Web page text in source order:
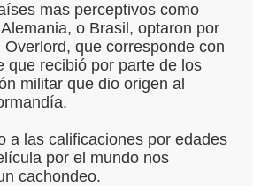
mas perceptivos como
o Brasil, optaron por
que corresponde con
que recibió por parte de los
militar que dio origen al
a las calificaciones por edades
por el mundo nos
cachondeo.